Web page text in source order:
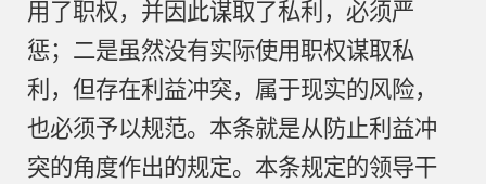
用了职权，并因此谋取了私利，必须严
惩；二是虽然没有实际使用职权谋取私
利，但存在利益冲突，属于现实的风险，
也必须予以规范。本条就是从防止利益冲
突的角度作出的规定。本条规定的领导干